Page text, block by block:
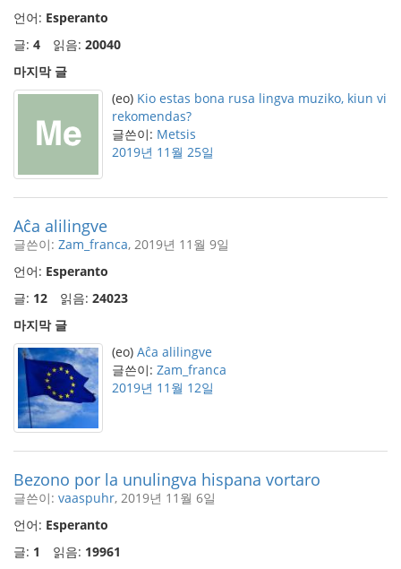
언어: Esperanto
글: 4 읽음: 20040
마지막 글
(eo) Kio estas bona rusa lingva muziko, kiun vi
rekomendas?
글쓴이: Metsis
2019년 11월 25일
Aĉa alilingve
글쓴이: Zam_franca, 2019년 11월 9일
언어: Esperanto
글: 12 읽음: 24023
마지막 글
(eo) Aĉa alilingve
글쓴이: Zam_franca
2019년 11월 12일
Bezono por la unulingva hispana vortaro
글쓴이: vaaspuhr, 2019년 11월 6일
언어: Esperanto
글: 1 읽음: 19961